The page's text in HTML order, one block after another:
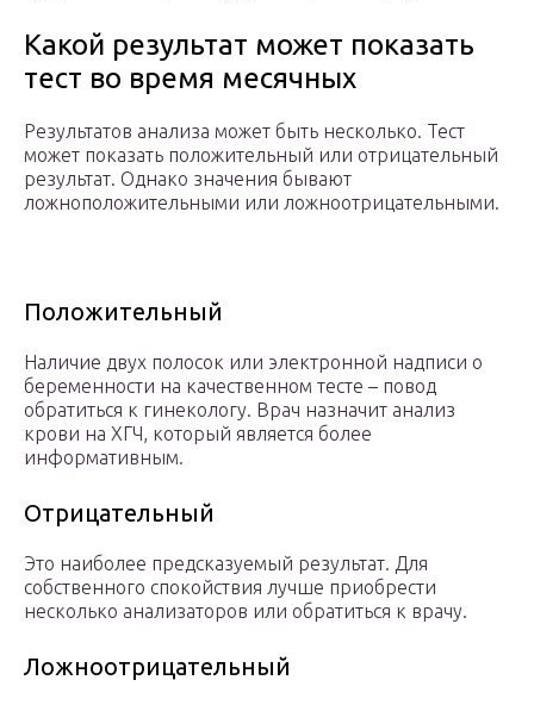
Какой результат может показать
тест во время месячных
Результатов анализа может быть несколько. Тест
может показать положительный или отрицательный
результат. Однако значения бывают
ложноположительными или ложноотрицательными.
Положительный
Наличие двух полосок или электронной надписи о
беременности на качественном тесте – повод
обратиться к гинекологу. Врач назначит анализ
крови на ХГЧ, который является более
информативным.
Отрицательный
Это наиболее предсказуемый результат. Для
собственного спокойствия лучше приобрести
несколько анализаторов или обратиться к врачу.
Ложноотрицательный